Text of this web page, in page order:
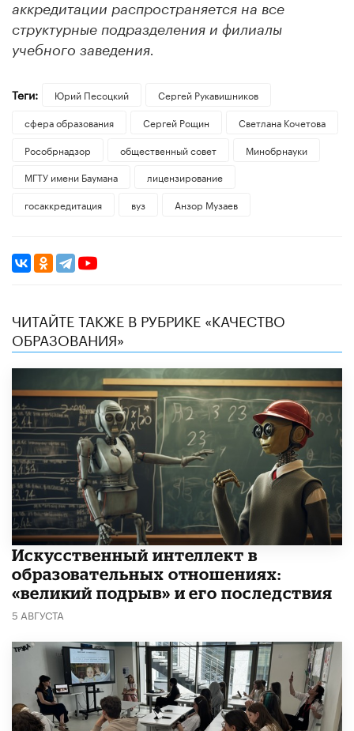
аккредитации распространяется на все
структурные подразделения и филиалы
учебного заведения.
Теги: Юрий Песоцкий
Сергей Рукавишников
сфера образования
Сергей Рощин
Светлана Кочетова
Рособрнадзор
общественный совет
Минобрнауки
МГТУ имени Баумана
лицензирование
госаккредитация
вуз Анзор Музаев
ЧИТАЙТЕ ТАКЖЕ В РУБРИКЕ «КАЧЕСТВО
ОБРАЗОВАНИЯ»
​Искусственный интеллект в
образовательных отношениях:
«великий подрыв» и его последствия
5 АВГУСТА